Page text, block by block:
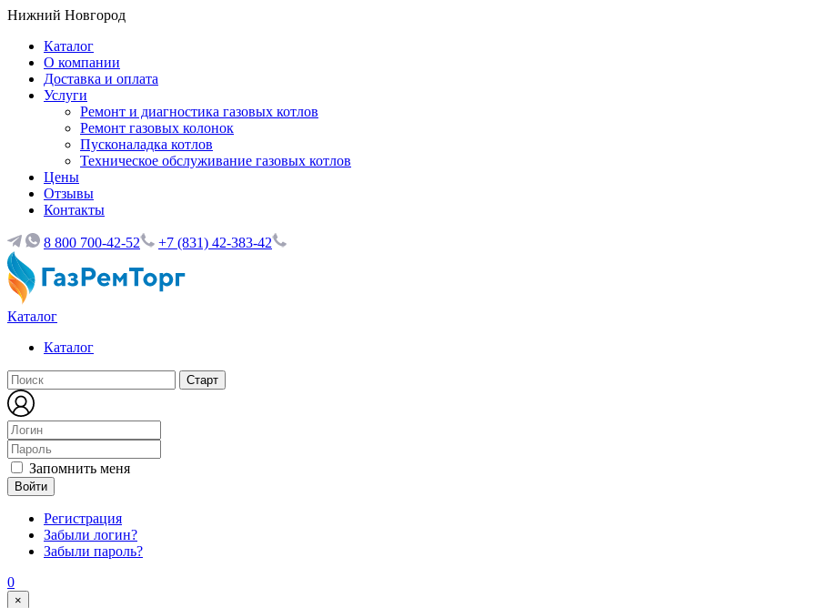
Нижний Новгород
Каталог
О компании
Доставка и оплата
Услуги
Ремонт и диагностика газовых котлов
Ремонт газовых колонок
Пусконаладка котлов
Техническое обслуживание газовых котлов
Цены
Отзывы
Контакты
8 800 700-42-52 +7 (831) 42-383-42
Каталог
Каталог
Запомнить меня
Войти
Регистрация
Забыли логин?
Забыли пароль?
0
×